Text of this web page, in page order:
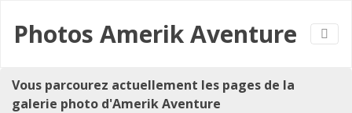
Photos Amerik Aventure
Vous parcourez actuellement les pages de la
galerie photo d'Amerik Aventure